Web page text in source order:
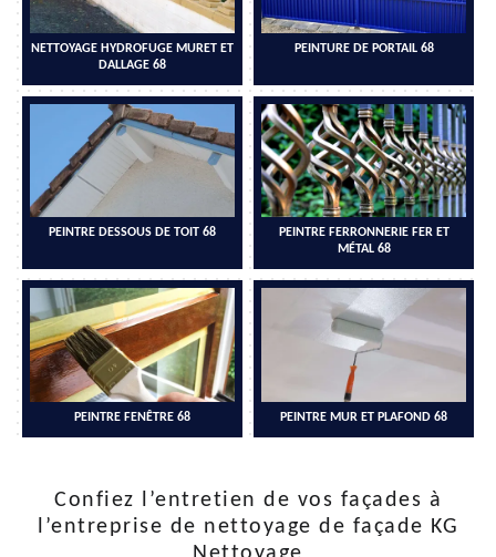
NETTOYAGE HYDROFUGE MURET ET
DALLAGE 68
PEINTURE DE PORTAIL 68
PEINTRE DESSOUS DE TOIT 68
PEINTRE FERRONNERIE FER ET
MÉTAL 68
PEINTRE FENÊTRE 68 PEINTRE MUR ET PLAFOND 68
Confiez l’entretien de vos façades à
l’entreprise de nettoyage de façade KG